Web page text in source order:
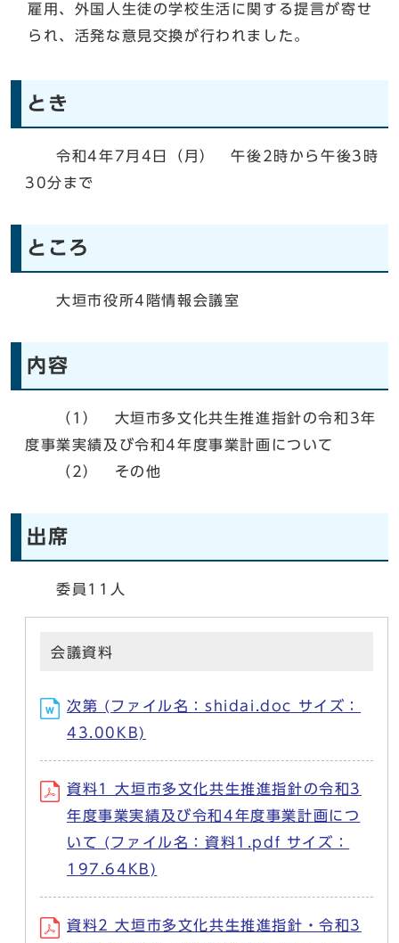
雇用、外国人生徒の学校生活に関する提言が寄せ
られ、活発な意見交換が行われました。
とき
令和4年7月4日（月） 午後2時から午後3時
30分まで
ところ
大垣市役所4階情報会議室
内容
（1） 大垣市多文化共生推進指針の令和3年
度事業実績及び令和4年度事業計画について
（2） その他
出席
委員11人
会議資料
次第 (ファイル名：shidai.doc サイズ：
43.00KB)
資料1 大垣市多文化共生推進指針の令和3
年度事業実績及び令和4年度事業計画につ
いて (ファイル名：資料1.pdf サイズ：
197.64KB)
資料2 大垣市多文化共生推進指針・令和3